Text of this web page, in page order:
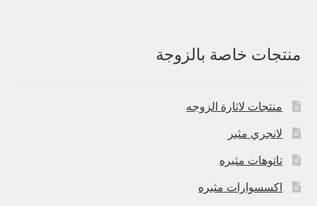
منتجات خاصة بالزوجة
منتجات لاثارة الزوجه
لانجري مثير
تاتوهات مثيره
اكسسوارات مثيره